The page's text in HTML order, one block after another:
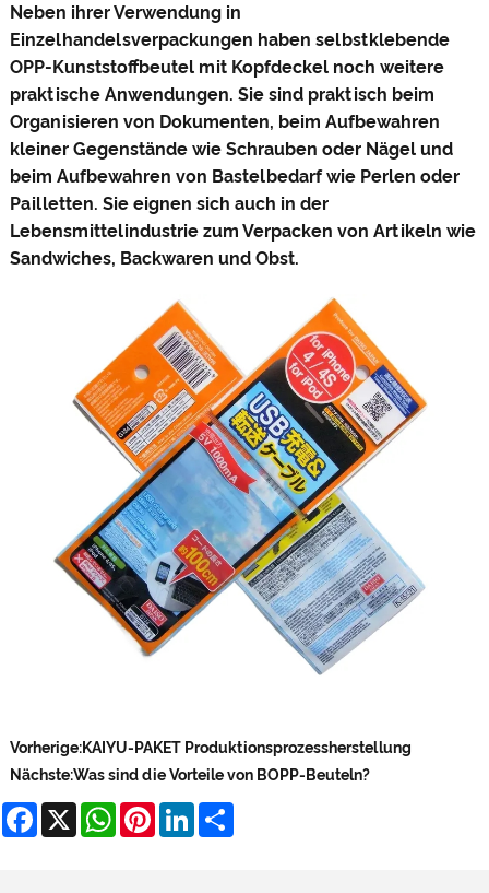
Neben ihrer Verwendung in
Einzelhandelsverpackungen haben selbstklebende
OPP-Kunststoffbeutel mit Kopfdeckel noch weitere
praktische Anwendungen. Sie sind praktisch beim
Organisieren von Dokumenten, beim Aufbewahren
kleiner Gegenstände wie Schrauben oder Nägel und
beim Aufbewahren von Bastelbedarf wie Perlen oder
Pailletten. Sie eignen sich auch in der
Lebensmittelindustrie zum Verpacken von Artikeln wie
Sandwiches, Backwaren und Obst.
Vorherige:KAIYU-PAKET Produktionsprozessherstellung
Nächste:Was sind die Vorteile von BOPP-Beuteln?
Facebook
X WhatsApp
PinterestLinkedIn